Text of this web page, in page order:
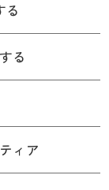
る
る
ィア